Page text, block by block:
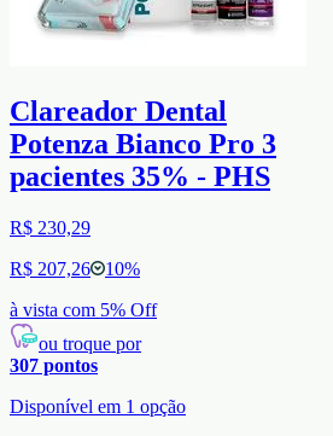
Clareador Dental
Potenza Bianco Pro 3
pacientes 35% - PHS
R$ 230,29
R$ 207,26
10%
à vista com 5% Off
ou troque por
307 pontos
Disponível em 1 opção